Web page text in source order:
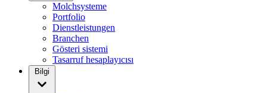
Molchsysteme
Portfolio
Dienstleistungen
Branchen
Gösteri sistemi
Tasarruf hesaplayıcısı
Bilgi